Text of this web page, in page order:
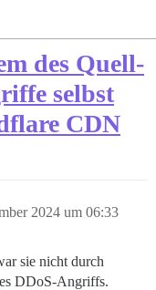
des Quell-
selbst
CDN
2024 um 06:33
sie nicht durch
DDoS-Angriffs.